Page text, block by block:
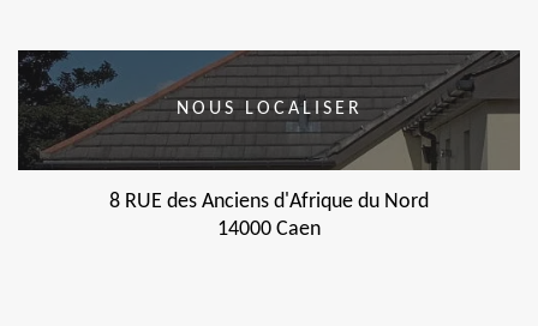
NOUS LOCALISER
8 RUE des Anciens d'Afrique du Nord
14000 Caen